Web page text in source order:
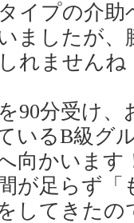
イプの介
ましたが
れませんね
90分受け
いるB級グ
向かいます
が足らず
してきた